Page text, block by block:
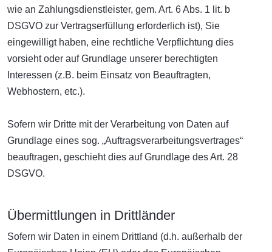
wie an Zahlungsdienstleister, gem. Art. 6 Abs. 1 lit. b
DSGVO zur Vertragserfüllung erforderlich ist), Sie
eingewilligt haben, eine rechtliche Verpflichtung dies
vorsieht oder auf Grundlage unserer berechtigten
Interessen (z.B. beim Einsatz von Beauftragten,
Webhostern, etc.).
Sofern wir Dritte mit der Verarbeitung von Daten auf
Grundlage eines sog. „Auftragsverarbeitungsvertrages“
beauftragen, geschieht dies auf Grundlage des Art. 28
DSGVO.
Übermittlungen in Drittländer
Sofern wir Daten in einem Drittland (d.h. außerhalb der